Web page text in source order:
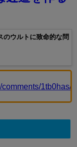
のウルトに致命的な問